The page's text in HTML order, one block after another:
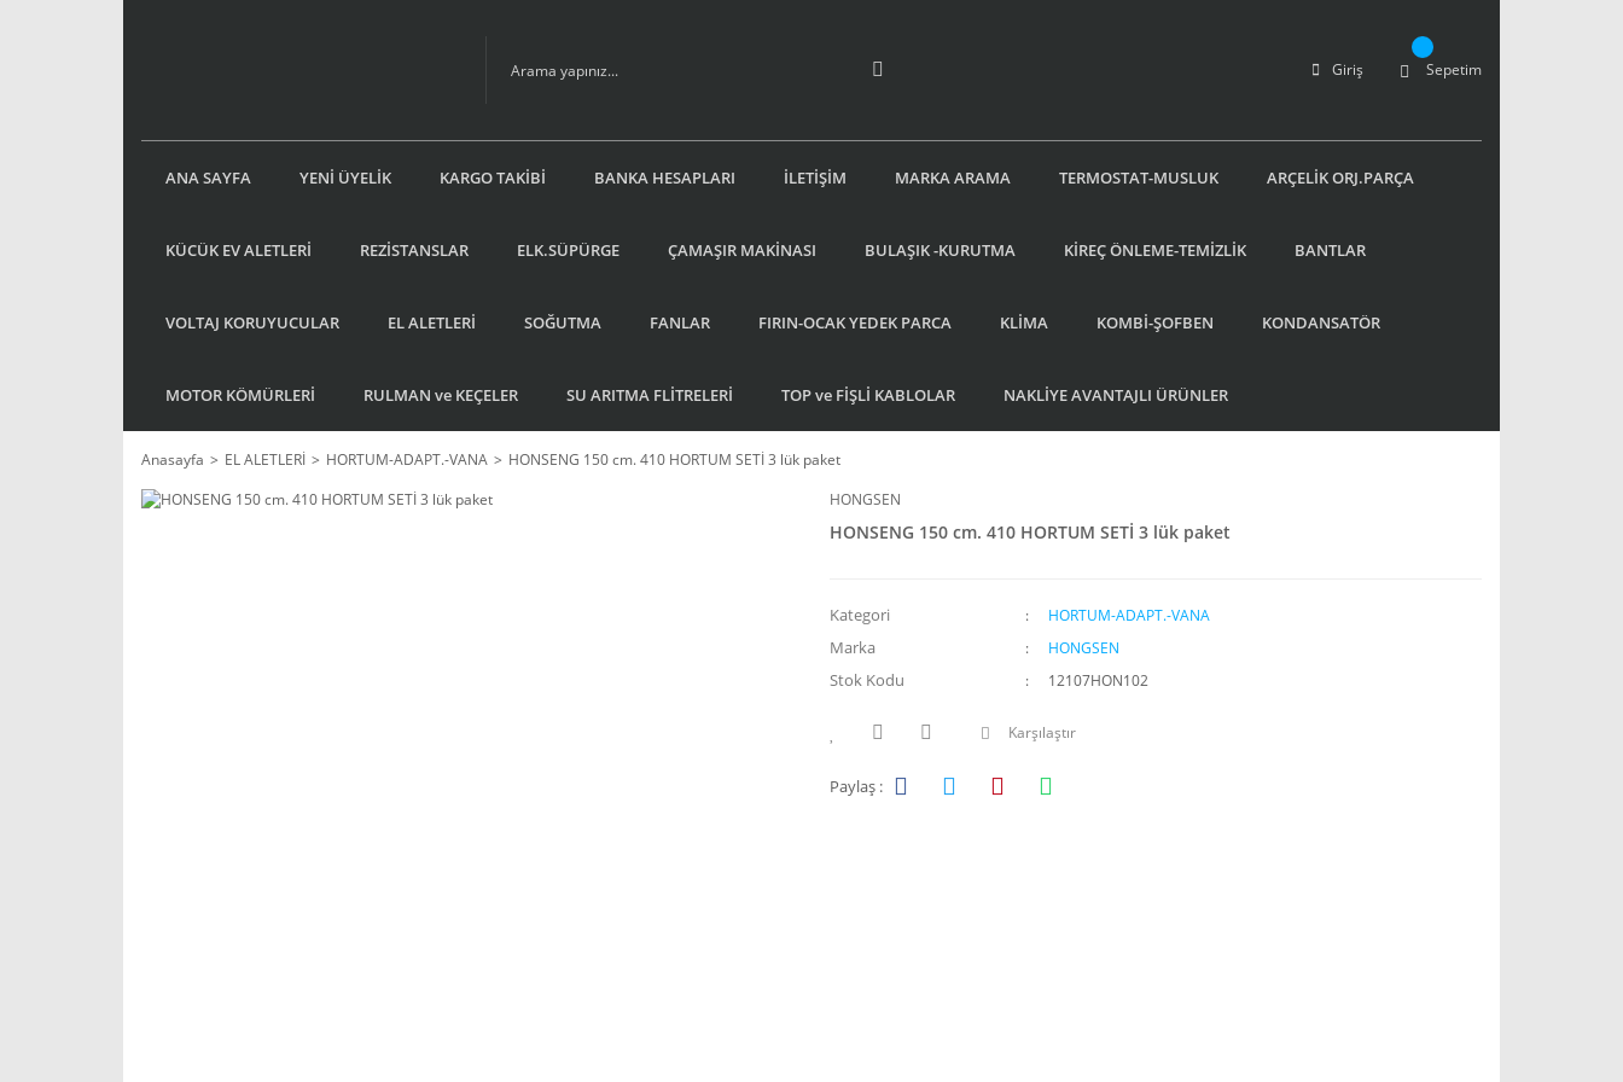
Giriş Sepetim
ANA SAYFA YENİ ÜYELİK KARGO TAKİBİ BANKA HESAPLARI İLETİŞİM MARKA ARAMA TERMOSTAT-MUSLUK ARÇELİK ORJ.PARÇA
KÜCÜK EV ALETLERİ REZİSTANSLAR ELK.SÜPÜRGE ÇAMAŞIR MAKİNASI BULAŞIK -KURUTMA KİREÇ ÖNLEME-TEMİZLİK BANTLAR
VOLTAJ KORUYUCULAR EL ALETLERİ SOĞUTMA FANLAR FIRIN-OCAK YEDEK PARCA KLİMA KOMBİ-ŞOFBEN KONDANSATÖR
MOTOR KÖMÜRLERİ RULMAN ve KEÇELER SU ARITMA FLİTRELERİ TOP ve FİŞLİ KABLOLAR NAKLİYE AVANTAJLI ÜRÜNLER
Anasayfa EL ALETLERİ HORTUM-ADAPT.-VANA
HONSENG 150 cm. 410 HORTUM SETİ 3 lük paket
HONGSEN
HONSENG 150 cm. 410 HORTUM SETİ 3 lük paket
Kategori HORTUM-ADAPT.-VANA
Marka HONGSEN
Stok Kodu 12107HON102
Karşılaştır
Paylaş :